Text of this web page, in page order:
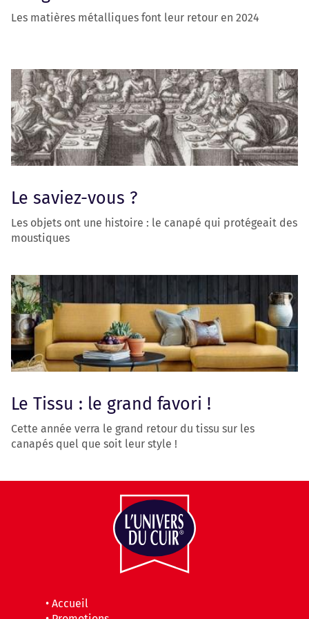
Les matières métalliques font leur retour en 2024
Le saviez-vous ?
Les objets ont une histoire : le canapé qui protégeait des
moustiques
Le Tissu : le grand favori !
Cette année verra le grand retour du tissu sur les
canapés quel que soit leur style !
• Accueil